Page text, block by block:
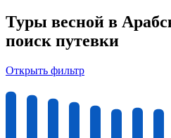
Туры весной в
поиск путевки
Открыть фильтр